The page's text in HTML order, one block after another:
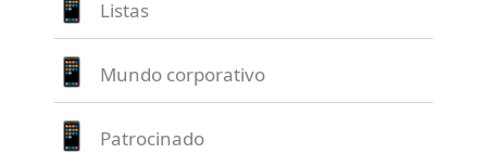
Listas
Mundo corporativo
Patrocinado